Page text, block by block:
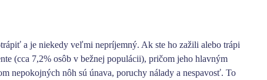
a je niekedy veľmi nepríjemný. Ak ste ho zažili alebo trápi
(cca 7,2% osôb v bežnej populácii), pričom jeho hlavným
nepokojných nôh sú únava, poruchy nálady a nespavosť. To